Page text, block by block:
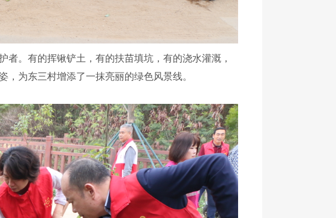
。有的挥锹铲土，有的扶苗填坑，有的浇水灌溉，
为东三村增添了一抹亮丽的绿色风景线。